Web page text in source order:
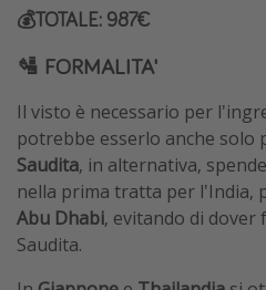
💰TOTALE: 987€
🛂 FORMALITA'
Il visto è necessario per
potrebbe esserlo anche solo
Saudita, in alternativa,
nella prima tratta per l'India,
Abu Dhabi, evitando di dover
Saudita.